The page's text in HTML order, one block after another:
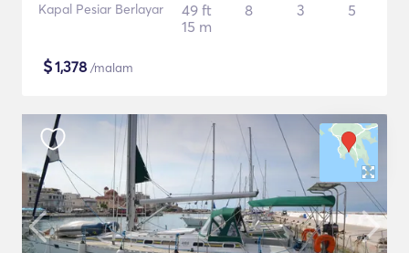
Kapal Pesiar Berlayar
49 ft
15 m
8 3 5
$1,378 /malam